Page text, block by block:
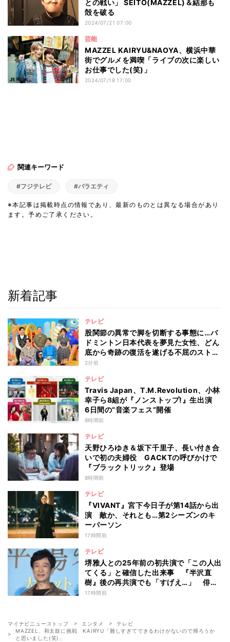
との戦い」 SEITO(MAZZEL)＆結那も
殻を破る
2024/07/21 07:00
芸能
MAZZEL KAIRYU&NAOYA、横浜中華
街でグルメを満喫「ライブの次に楽しい
お仕事でした(笑)」
2024/07/18 17:00
関連キーワード
#フジテレビ #バラエティ
※本記事は掲載時点の情報であり、最新のものとは異なる場合があり
ます。予めご了承ください。
新着記事
テレビ
股関節の異常で脚を切断する事態に…バ
ドミントン日本代表を夢見た女性、どん
底から奇跡の復活を遂げる不屈のストー
リー『仰天』が再現
2分前
テレビ
Travis Japan、T.M.Revolution、小林
幸子ら8組が『ノンストップ!』生出演
6日間の“音楽フェス”開催
8時間前
テレビ
天野ひろゆき＆坂下千里子、長い付き合
いで初の夫婦役 GACKTの呼びかけで
『ブラックトリック』登場
8時間前
テレビ
『VIVANT』宮下今日子が第14話から出
演 敵か、それとも…第2シーズンのキ
ーパーソン
17時間前
テレビ
堺雅人との25年前の初共演で「この人出
てくる」と確信した出来事 『半沢直
樹』後の再共演でも「すげえ…」 俳優
としての“初体験”を阿部寛が告白
17時間前
マイナビニューストップ エンタメ
テレビ
MAZZEL、和太鼓に挑戦 KAIRYU「難しすぎてできるわけがないので帰ろうか
と思いました(笑)」